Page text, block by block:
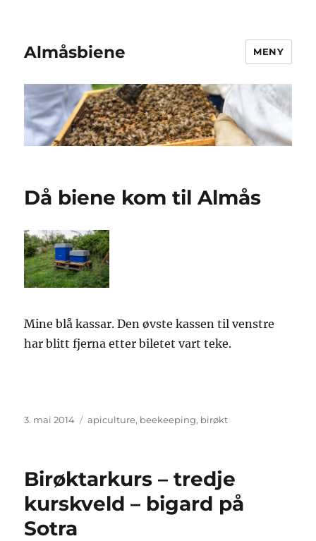
Almåsbiene MENY
Då biene kom til Almås
Mine blå kassar. Den øvste kassen til venstre
har blitt fjerna etter biletet vart teke.
Posta
3. mai 2014 Stikkord
apiculture, beekeeping, birøkt
Birøktarkurs – tredje
kurskveld – bigard på
Sotra